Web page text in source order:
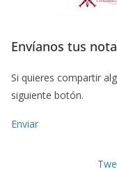
Envíanos tus
Si quieres compartir
siguiente botón.
Enviar